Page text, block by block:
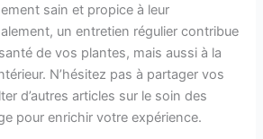
sain et propice à leur
un entretien régulier contribue
de vos plantes, mais aussi à la
N’hésitez pas à partager vos
d’autres articles sur le soin des
pour enrichir votre expérience.